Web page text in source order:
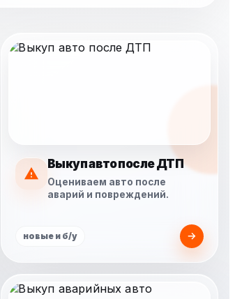
Выкуп авто после ДТП
Оцениваем авто после
аварий и повреждений.
новые и б/у